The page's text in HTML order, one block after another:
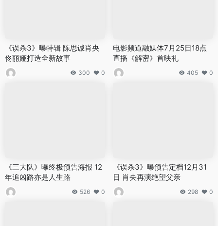
《误杀3》曝特辑 陈思诚肖央
佟丽娅打造全新故事
300 0
电影频道融媒体7月25日18点
直播《解密》首映礼
405 0
《三大队》曝终极预告海报 12
年追凶路亦是人生路
526 0
《误杀3》曝预告定档12月31
日 肖央再演绝望父亲
298 0